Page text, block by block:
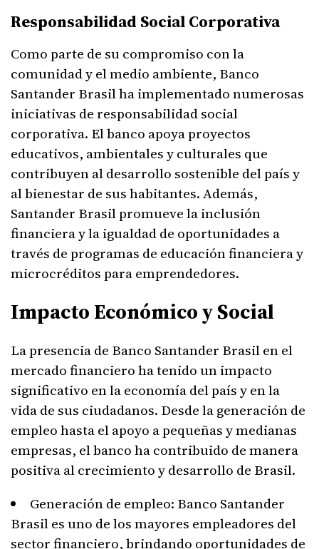
Responsabilidad Social Corporativa
Como parte de su compromiso con la
comunidad y el medio ambiente, Banco
Santander Brasil ha implementado numerosas
iniciativas de responsabilidad social
corporativa. El banco apoya proyectos
educativos, ambientales y culturales que
contribuyen al desarrollo sostenible del país y
al bienestar de sus habitantes. Además,
Santander Brasil promueve la inclusión
financiera y la igualdad de oportunidades a
través de programas de educación financiera y
microcréditos para emprendedores.
Impacto Económico y Social
La presencia de Banco Santander Brasil en el
mercado financiero ha tenido un impacto
significativo en la economía del país y en la
vida de sus ciudadanos. Desde la generación de
empleo hasta el apoyo a pequeñas y medianas
empresas, el banco ha contribuido de manera
positiva al crecimiento y desarrollo de Brasil.
Generación de empleo: Banco Santander
Brasil es uno de los mayores empleadores del
sector financiero, brindando oportunidades de